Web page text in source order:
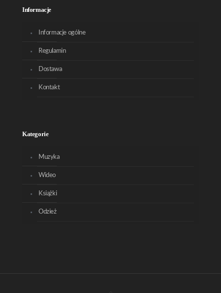
Informacje
Informacje ogólne
Regulamin
Dostawa
Kontakt
Kategorie
Muzyka
Wideo
Książki
Odzież